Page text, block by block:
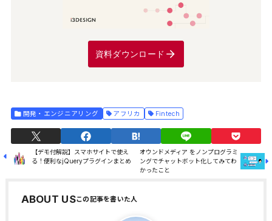
資料ダウンロード
開発・エンジニアリング アフリカ Fintech
【デモ付解説】スマホサイトで使え
る！便利なjQueryプラグインまとめ
オウンドメディア をノンプログラミ
ングでチャットボット化してみてわ
かったこと
ABOUT US